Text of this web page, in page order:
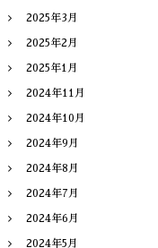
2025年3月
2025年2月
2025年1月
2024年11月
2024年10月
2024年9月
2024年8月
2024年7月
2024年6月
2024年5月